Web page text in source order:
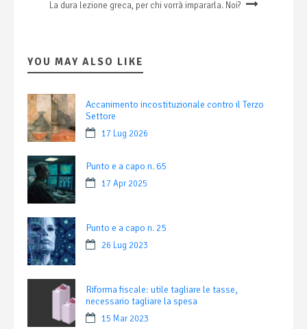
La dura lezione greca, per chi vorrà impararla. Noi?
YOU MAY ALSO LIKE
Accanimento incostituzionale contro il Terzo
Settore
17 Lug 2026
Punto e a capo n. 65
17 Apr 2025
Punto e a capo n. 25
26 Lug 2023
Riforma fiscale: utile tagliare le tasse,
necessario tagliare la spesa
15 Mar 2023